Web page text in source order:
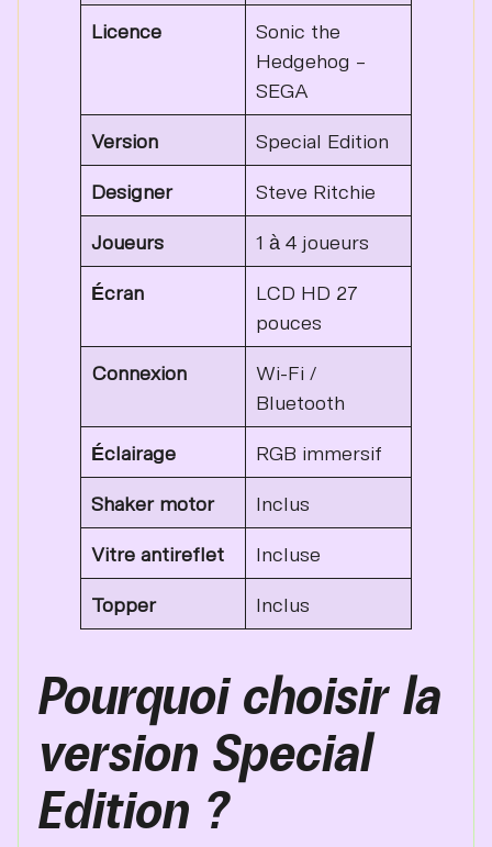
Licence
Sonic the
Hedgehog –
SEGA
Version Special Edition
Designer Steve Ritchie
Joueurs 1 à 4 joueurs
Écran
LCD HD 27
pouces
Connexion
Wi-Fi /
Bluetooth
Éclairage RGB immersif
Shaker motor Inclus
Vitre antireflet Incluse
Topper Inclus
Pourquoi choisir la
version Special
Edition ?